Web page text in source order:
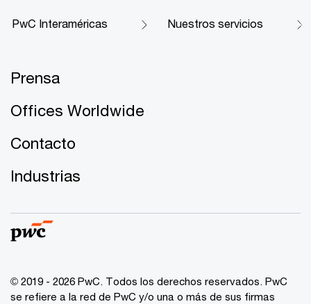
PwC Interaméricas Nuestros servicios
Prensa
Offices Worldwide
Contacto
Industrias
© 2019 - 2026 PwC. Todos los derechos reservados. PwC
se refiere a la red de PwC y/o una o más de sus firmas